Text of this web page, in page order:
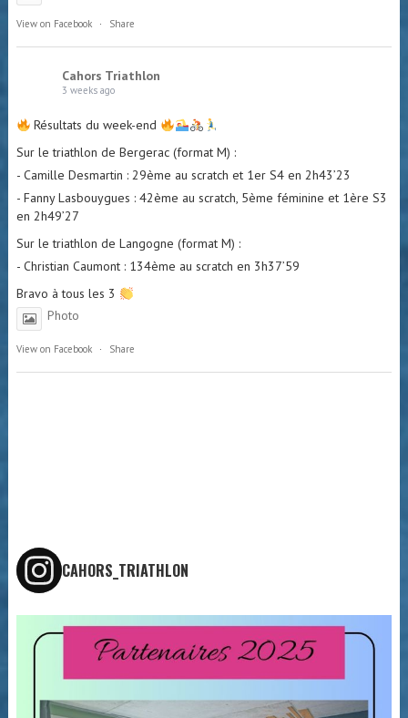
View on Facebook · Share
Cahors Triathlon
3 weeks ago
Résultats du week-end
Sur le triathlon de Bergerac (format M) :
- Camille Desmartin : 29ème au scratch et 1er S4 en 2h43’23
- Fanny Lasbouygues : 42ème au scratch, 5ème féminine et 1ère S3
en 2h49’27
Sur le triathlon de Langogne (format M) :
- Christian Caumont : 134ème au scratch en 3h37’59
Bravo à tous les 3
Photo
View on Facebook · Share
CAHORS_TRIATHLON